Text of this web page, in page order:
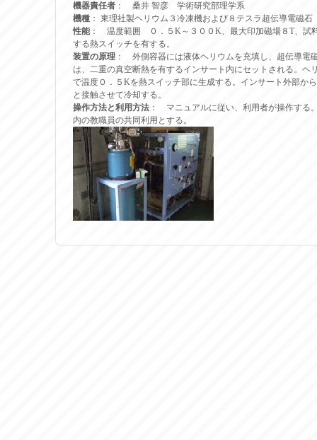
機器責任者： 桑井 智彦 学術研究部理学系
機種： 東理社製ヘリウム３冷凍機および８テスラ超伝導電磁石
性能： 温度範囲 ０．５K～３００K、最大印加磁場８T、試
する熱スイッチを有する。
装置の原理： 外側容器には液体ヘリウムを充填し、超伝導電
は、二重の真空断熱を有するインサート内にセットされる。ヘ
で温度０．５Kを熱スイッチ部に生成する。インサート外部か
と接触させて冷却する。
操作方法と利用方法： マニュアルに従い、利用者が操作する
内の教職員の共同利用とする。